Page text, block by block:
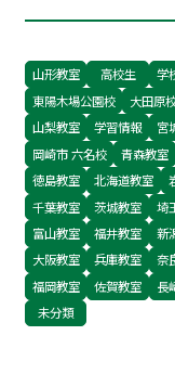
山形教室 高校生 学
東陽木場公園校
大田原
山梨教室
学習情報 宮
岡崎市 六名校
青森教室
徳島教室
北海道教室
千葉教室
茨城教室 埼
富山教室
福井教室 新
大阪教室
兵庫教室 奈
福岡教室
佐賀教室 長
未分類